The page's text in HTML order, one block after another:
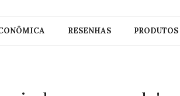
RESENHAS PRODUTOS